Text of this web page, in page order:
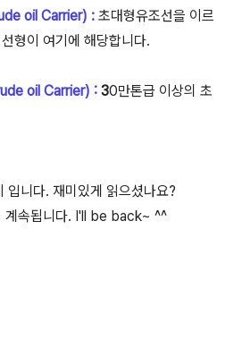
oil Carrier) : 초대형유조선을 이르
형이 여기에 해당합니다.
oil Carrier) : 30만톤급 이상의 초
입니다. 재미있게 읽으셨나요?
계속됩니다. I'll be back~ ^^